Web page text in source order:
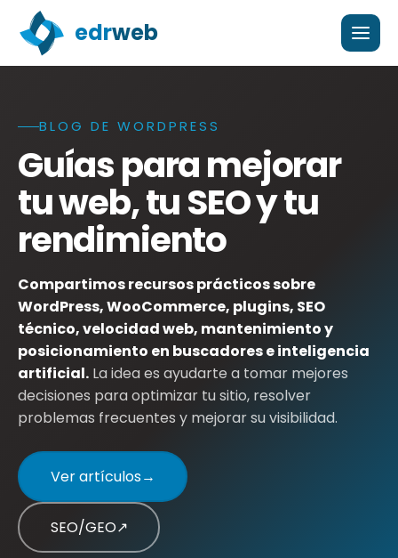
edrweb
Blog de edrweb con guías sobre WordPress,
BLOG DE WORDPRESS
Guías para mejorar
tu web, tu SEO y tu
rendimiento
Compartimos recursos prácticos sobre
WordPress, WooCommerce, plugins, SEO
técnico, velocidad web, mantenimiento y
posicionamiento en buscadores e inteligencia
artificial. La idea es ayudarte a tomar mejores
decisiones para optimizar tu sitio, resolver
problemas frecuentes y mejorar su visibilidad.
Ver artículos→
SEO/GEO↗